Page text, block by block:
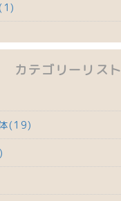
カテゴリーリスト
(19)